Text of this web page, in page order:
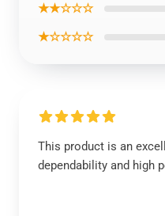
★★☆☆☆
★☆☆☆☆
This product is an
dependability and high